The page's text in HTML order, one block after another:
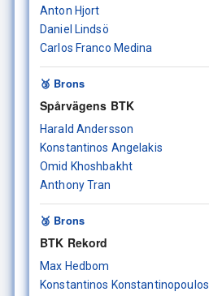
Anton Hjort
Daniel Lindsö
Carlos Franco Medina
🥉 Brons
Spårvägens BTK
Harald Andersson
Konstantinos Angelakis
Omid Khoshbakht
Anthony Tran
🥉 Brons
BTK Rekord
Max Hedbom
Konstantinos Konstantinopoulos